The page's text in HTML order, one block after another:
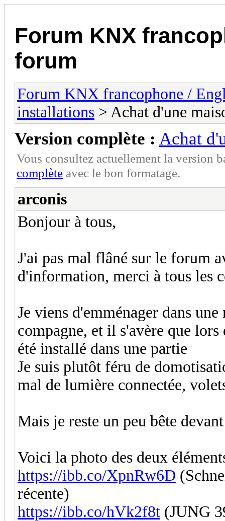
Forum KNX
forum
Forum KNX francophone /
installations > Achat d'une
Version complète : Achat
Vous consultez actuellement la version
complète avec le bon formatage.
arconis
Bonjour à tous,
J'ai pas mal flâné sur le forum
d'information, merci à tous les
Je viens d'emménager dans
compagne, et il s'avère que
été installé dans une partie
Je suis plutôt féru de
mal de lumière connectée,
Mais je reste un peu bête
Voici la photo des deux
https://ibb.co/XpnRw6D
récente)
https://ibb.co/hVk2f8t (JUNG